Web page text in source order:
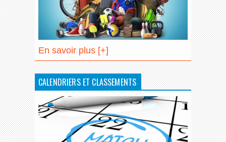
En savoir plus [+]
CALENDRIERS ET CLASSEMENTS